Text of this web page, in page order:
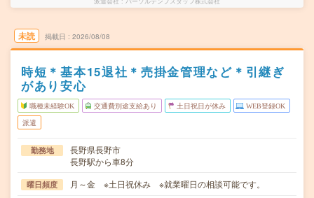
未読 掲載日 2026/08/08
時短＊基本15退社＊売掛金管理など＊引継ぎ
があり安心
職種未経験OK 交通費別途支給あり 土日祝日が休み WEB登録OK
派遣
勤務地
長野県長野市
長野駅から車8分
曜日頻度 月～金 ※土日祝休み ※就業曜日の相談可能です。